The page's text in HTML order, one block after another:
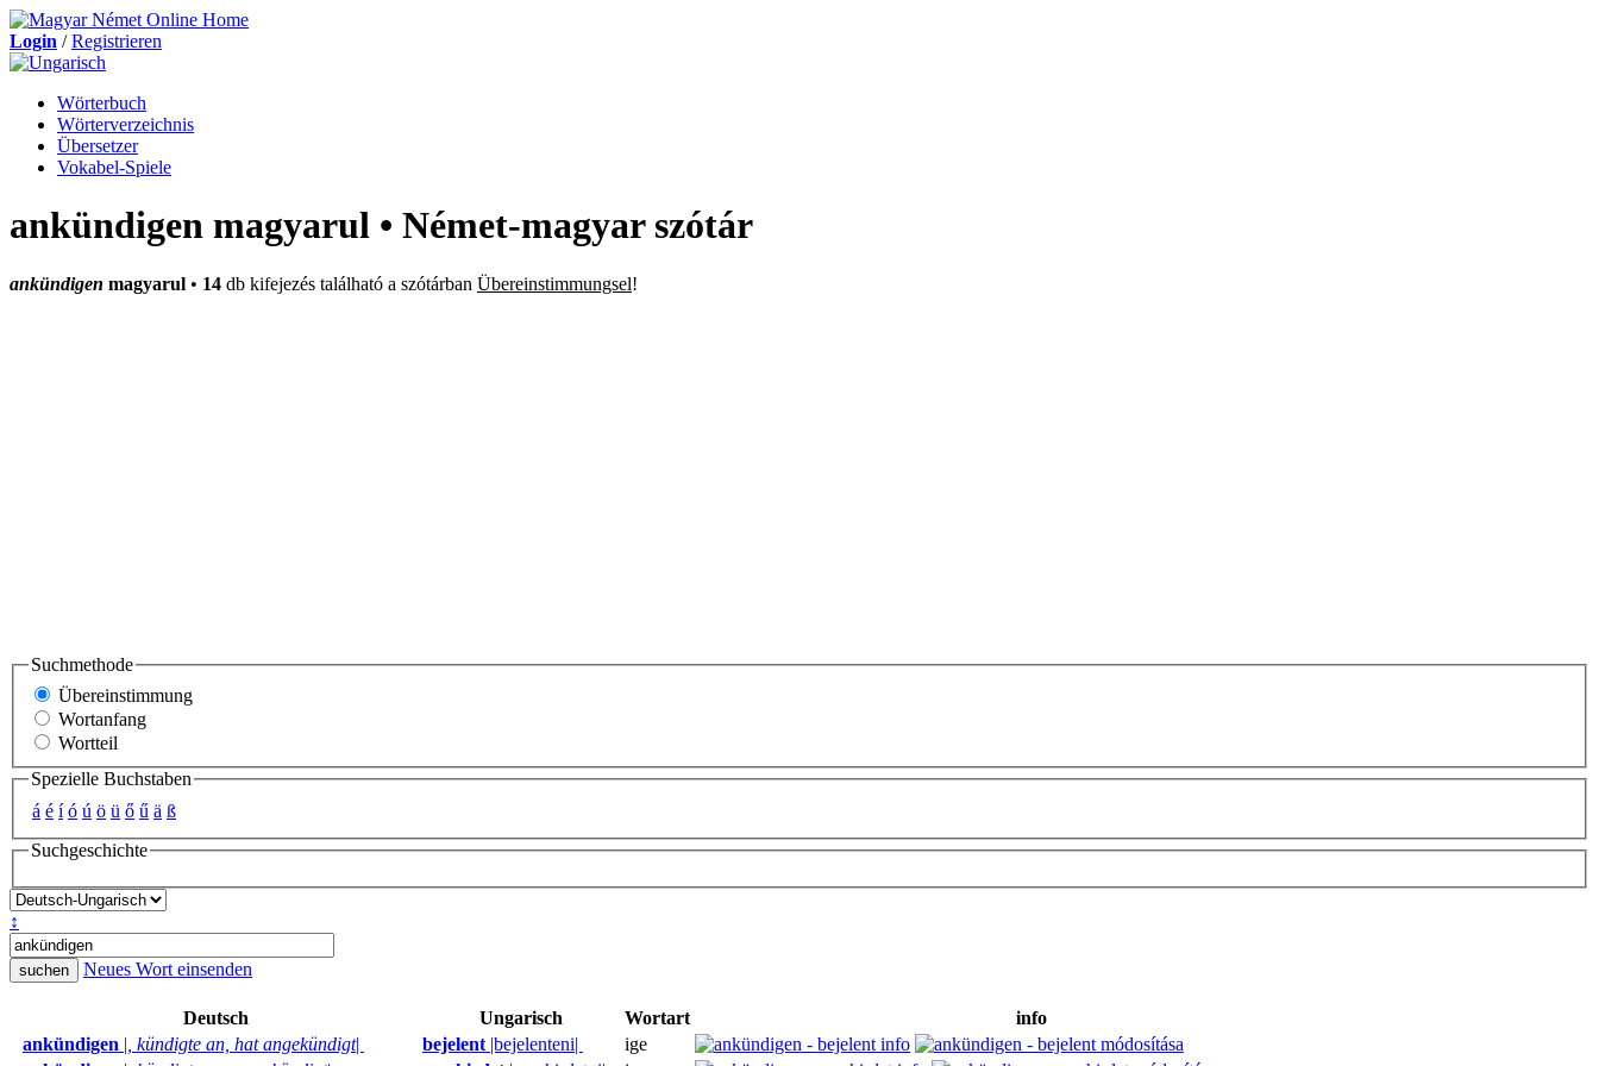
Login /Registrieren
Wörterbuch
Wörterverzeichnis
Übersetzer
Vokabel-Spiele
ankündigen magyarul • Német-magyar szótár
ankündigen magyarul • 14 db kifejezés található a szótárban Übereinstimmungsel!
Suchmethode
Übereinstimmung
Wortanfang
Wortteil
Spezielle Buchstaben
á é í ó ú ö ü ő ű ä ß
Suchgeschichte
↕
Neues Wort einsenden
Deutsch Ungarisch Wortart
info
ankündigen | , kündigte an, hat angekündigt| bejelent |bejelenteni|
ige